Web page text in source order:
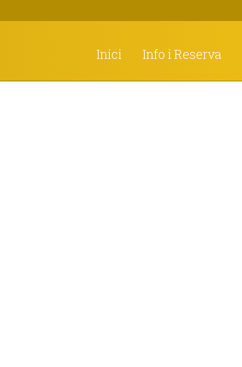
Inici Info i Reserva